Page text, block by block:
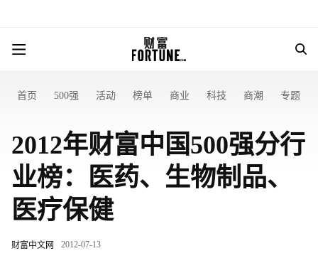
首页 500强 活动 榜单 商业 科技 商潮 专题
2012年财富中国500强分行
业榜：医药、生物制品、
医疗保健
财富中文网 2012-07-13